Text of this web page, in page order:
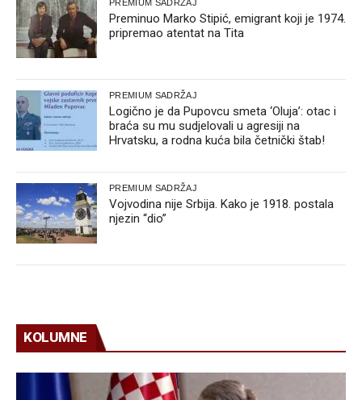
PREMIUM SADRŽAJ
Preminuo Marko Stipić, emigrant koji je 1974.
pripremao atentat na Tita
PREMIUM SADRŽAJ
Logično je da Pupovcu smeta ‘Oluja’: otac i
braća su mu sudjelovali u agresiji na
Hrvatsku, a rodna kuća bila četnički štab!
PREMIUM SADRŽAJ
Vojvodina nije Srbija. Kako je 1918. postala
njezin “dio”
KOLUMNE